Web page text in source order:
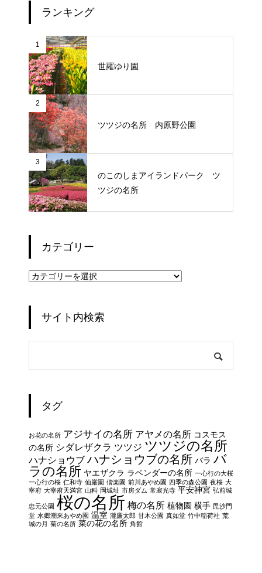
ランキング
1
世羅ゆり園
2
ツツジの名所 内原野公園
3
のこのしまアイランドパーク ツ
ツジの名所
カテゴリー
カ
テ
ー
サイト内検索
タグ
お花の名所 アジサイの名所 アヤメの名所 コスモス
の名所 シダレザクラ ツツジ ツツジの名所
ハナショウブ ハナショウブの名所 バラ バ
ラの名所 ヤエザクラ ラベンダーの名所 一心行の大桜
一心行の桜 仁和寺 仙厳園 偕楽園 前川あやめ園 四季の森公園 夜桜 大
宰府 大宰府天満宮 山科 岡城址 市房ダム 常寂光寺 平安神宮 弘前城
忠元公園 桜の名所 梅の名所 植物園 横手 毘沙門
堂 水郷潮来あやめ園 温室 瀧廉太郎 甘木公園 真如堂 竹中稲荷社 荒
城の月 菊の名所 菜の花の名所 角館